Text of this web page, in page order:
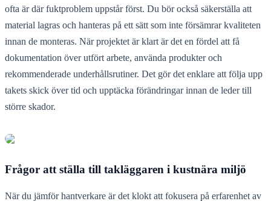
ofta är där fuktproblem uppstår först. Du bör också säkerställa att
material lagras och hanteras på ett sätt som inte försämrar kvaliteten
innan de monteras. När projektet är klart är det en fördel att få
dokumentation över utfört arbete, använda produkter och
rekommenderade underhållsrutiner. Det gör det enklare att följa upp
takets skick över tid och upptäcka förändringar innan de leder till
större skador.
Frågor att ställa till takläggaren i kustnära miljö
När du jämför hantverkare är det klokt att fokusera på erfarenhet av